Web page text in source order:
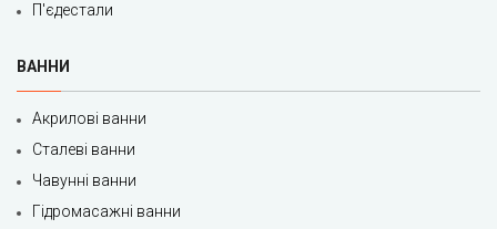
П'єдестали
ВАННИ
Акрилові ванни
Сталеві ванни
Чавунні ванни
Гідромасажні ванни